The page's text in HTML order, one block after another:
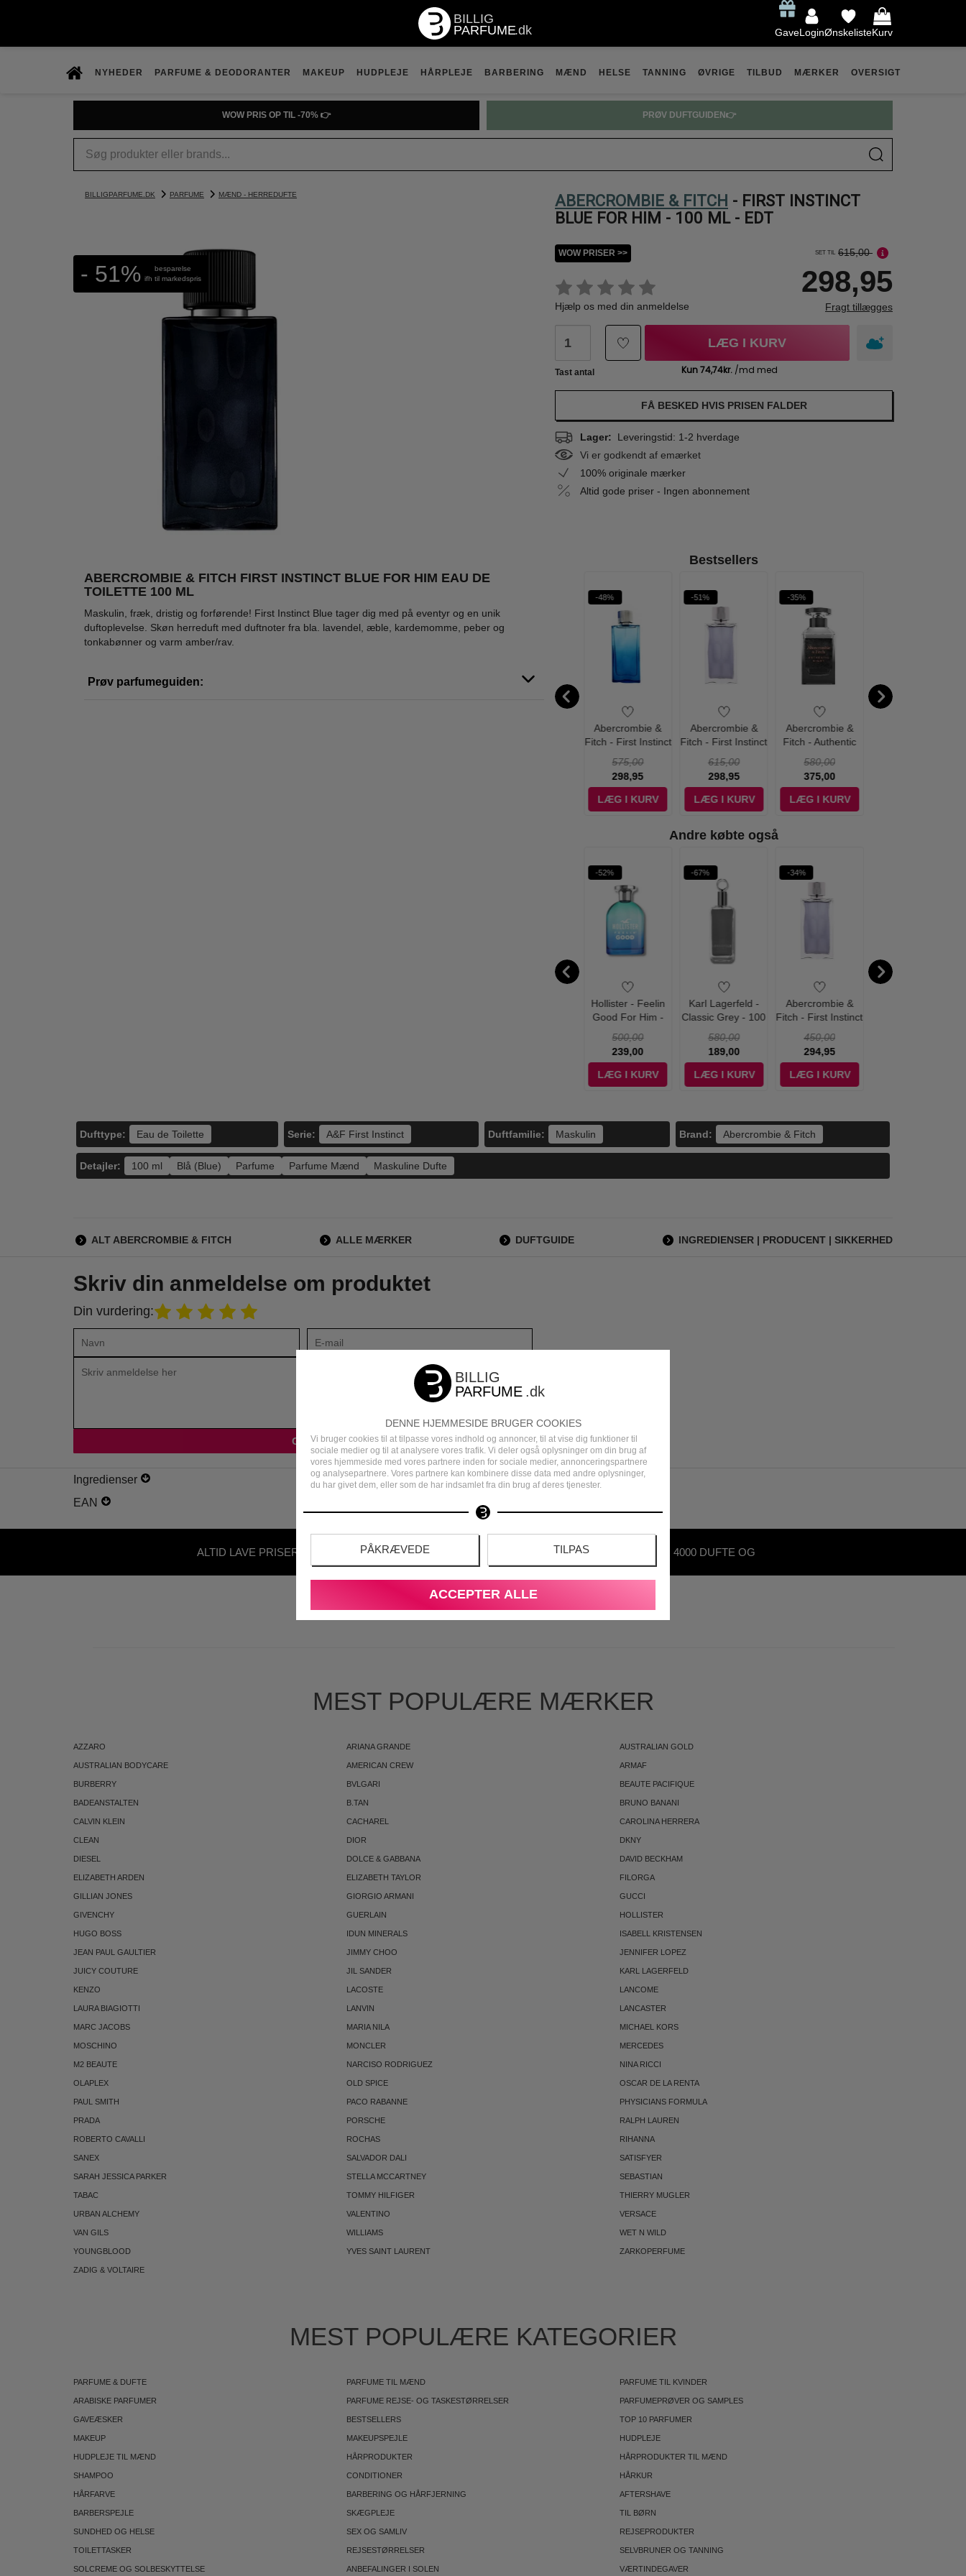
DENNE HJEMMESIDE BRUGER COOKIES
Vi bruger cookies til at tilpasse vores indhold og annoncer, til at vise dig funktioner til
sociale medier og til at analysere vores trafik. Vi deler også oplysninger om din brug af
vores hjemmeside med vores partnere inden for sociale medier, annonceringspartnere
og analysepartnere. Vores partnere kan kombinere disse data med andre oplysninger,
du har givet dem, eller som de har indsamlet fra din brug af deres tjenester.
PÅKRÆVEDE TILPAS
ACCEPTER ALLE
GaveLoginØnskelisteKurv
NYHEDER PARFUME & DEODORANTER MAKEUP HUDPLEJE HÅRPLEJE BARBERING MÆND HELSE TANNING ØVRIGE TILBUD MÆRKER OVERSIGT
WOW PRIS OP TIL -70% 👉 PRØV DUFTGUIDEN👉
BILLIGPARFUME.DK PARFUME MÆND - HERREDUFTE ABERCROMBIE & FITCH - FIRST INSTINCT
BLUE FOR HIM - 100 ML - EDT
- 51%
besparelse
ifh til markedspris
WOW PRISER >>
Hjælp os med din anmeldelse
SET TIL 615,00
298,95
Fragt tillægges
Tast antal
LÆG I KURV
FÅ BESKED HVIS PRISEN FALDER
Lager: Leveringstid: 1-2 hverdage
Vi er godkendt af emærket
100% originale mærker
Altid gode priser - Ingen abonnement
ABERCROMBIE & FITCH FIRST INSTINCT BLUE FOR HIM EAU DE
TOILETTE 100 ML
Maskulin, fræk, dristig og forførende! First Instinct Blue tager dig med på eventyr og en unik
duftoplevelse. Skøn herreduft med duftnoter fra bla. lavendel, æble, kardemomme, peber og
tonkabønner og varm amber/rav.
Prøv parfumeguiden:
Bestsellers
-63%
VÆRDI
-48%
Abercrombie &
Fitch - First Instinct
100 ml - EDT
575,00
298,95
LÆG I KURV
-51%
Abercrombie &
Fitch - First Instinct
615,00
298,95
LÆG I KURV
-35%
Abercrombie &
Fitch - Authentic
- Edt
580,00
375,00
LÆG I KURV
Andre købte også
-52%
Hollister - Feelin
Good For Him -
500,00
239,00
LÆG I KURV
-67%
Karl Lagerfeld -
Classic Grey - 100
580,00
189,00
LÆG I KURV
-34%
Abercrombie &
Fitch - First Instinct
450,00
294,95
LÆG I KURV
Dufttype: Eau de Toilette Serie: A&F First Instinct Duftfamilie: Maskulin Brand: Abercrombie & Fitch
Detajler: 100 ml Blå (Blue) Parfume Parfume Mænd Maskuline Dufte
ALT ABERCROMBIE & FITCH ALLE MÆRKER DUFTGUIDE INGREDIENSER | PRODUCENT | SIKKERHED
Skriv din anmeldelse om produktet
Din vurdering:
Ingredienser
EAN
ALTID LAVE PRISER - UDEN DANSK E-MÆRKET WEBSHOP OVER 4000 DUFTE OG
MEST POPULÆRE MÆRKER
AZZARO ARIANA GRANDE AUSTRALIAN GOLD
AUSTRALIAN BODYCARE AMERICAN CREW ARMAF
BURBERRY BVLGARI BEAUTE PACIFIQUE
BADEANSTALTEN B.TAN BRUNO BANANI
CALVIN KLEIN CACHAREL CAROLINA HERRERA
CLEAN DIOR DKNY
DIESEL DOLCE & GABBANA DAVID BECKHAM
ELIZABETH ARDEN ELIZABETH TAYLOR FILORGA
GILLIAN JONES GIORGIO ARMANI GUCCI
GIVENCHY GUERLAIN HOLLISTER
HUGO BOSS IDUN MINERALS ISABELL KRISTENSEN
JEAN PAUL GAULTIER JIMMY CHOO JENNIFER LOPEZ
JUICY COUTURE JIL SANDER KARL LAGERFELD
KENZO LACOSTE LANCOME
LAURA BIAGIOTTI LANVIN LANCASTER
MARC JACOBS MARIA NILA MICHAEL KORS
MOSCHINO MONCLER MERCEDES
M2 BEAUTE NARCISO RODRIGUEZ NINA RICCI
OLAPLEX OLD SPICE OSCAR DE LA RENTA
PAUL SMITH PACO RABANNE PHYSICIANS FORMULA
PRADA PORSCHE RALPH LAUREN
ROBERTO CAVALLI ROCHAS RIHANNA
SANEX SALVADOR DALI SATISFYER
SARAH JESSICA PARKER STELLA MCCARTNEY SEBASTIAN
TABAC TOMMY HILFIGER THIERRY MUGLER
URBAN ALCHEMY VALENTINO VERSACE
VAN GILS WILLIAMS WET N WILD
YOUNGBLOOD YVES SAINT LAURENT ZARKOPERFUME
ZADIG & VOLTAIRE
MEST POPULÆRE KATEGORIER
PARFUME & DUFTE PARFUME TIL MÆND PARFUME TIL KVINDER
ARABISKE PARFUMER PARFUME REJSE- OG TASKESTØRRELSER PARFUMEPRØVER OG SAMPLES
GAVEÆSKER BESTSELLERS TOP 10 PARFUMER
MAKEUP MAKEUPSPEJLE HUDPLEJE
HUDPLEJE TIL MÆND HÅRPRODUKTER HÅRPRODUKTER TIL MÆND
SHAMPOO CONDITIONER HÅRKUR
HÅRFARVE BARBERING OG HÅRFJERNING AFTERSHAVE
BARBERSPEJLE SKÆGPLEJE TIL BØRN
SUNDHED OG HELSE SEX OG SAMLIV REJSEPRODUKTER
TOILETTASKER REJSESTØRRELSER SELVBRUNER OG TANNING
SOLCREME OG SOLBESKYTTELSE ANBEFALINGER I SOLEN VÆRTINDEGAVER